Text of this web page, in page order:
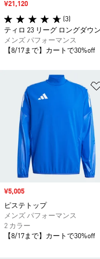
セール価格
¥5,005
ピステトップ
メンズ パフォーマンス
2 カラー
【8/17まで】カートで30%off
セール価格
¥21,120
(3)
ティロ 23 リーグ ロングダウ
メンズ パフォーマンス
【8/17まで】カートで30%off